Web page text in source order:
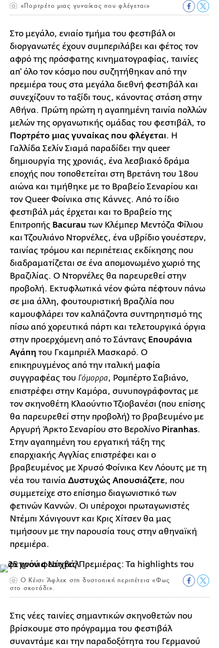
«Πορτρέτο μιας γυναίκας που φλέγεται»
Στο μεγάλο, ενιαίο τμήμα του φεστιβάλ οι
διοργανωτές έχουν συμπεριλάβει και φέτος τον
αφρό της πρόσφατης κινηματογραφίας, ταινίες
απ' όλο τον κόσμο που συζητήθηκαν από την
πρεμιέρα τους στα μεγάλα διεθνή φεστιβάλ και
συνεχίζουν το ταξίδι τους, κάνοντας στάση στην
Αθήνα. Πρώτη πρώτη η αγαπημένη ταινία πολλών
μελών της οργανωτικής ομάδας του φεστιβάλ, το
Πορτρέτο μιας γυναίκας που φλέγεται. Η
Γαλλίδα Σελίν Σιαμά παραδίδει την queer
δημιουργία της χρονιάς, ένα λεσβιακό δράμα
εποχής που τοποθετείται στη Βρετάνη του 18ου
αιώνα και τιμήθηκε με το Βραβείο Σεναρίου και
τον Queer Φοίνικα στις Κάννες. Από το ίδιο
φεστιβάλ μάς έρχεται και το Βραβείο της
Επιτροπής Bacurau των Κλέμπερ Μεντόζα Φίλιου
και Τζουλιάνο Ντορνέλες, ένα υβρίδιο γουέστερν,
ταινίας τρόμου και περιπέτειας εκδίκησης που
διαδραματίζεται σε ένα απομονωμένο χωριό της
Βραζιλίας. Ο Ντορνέλες θα παρευρεθεί στην
προβολή. Εκτυφλωτικά νέον φώτα πέφτουν πάνω
σε μια άλλη, φουτουριστική Βραζιλία που
καμουφλάρει τον καλπάζοντα συντηρητισμό της
πίσω από χορευτικά πάρτι και τελετουργικά όργια
στην προερχόμενη από το Σάντανς Επουράνια
Αγάπη του Γκαμπριέλ Μασκαρό. Ο
επικηρυγμένος από την ιταλική μαφία
συγγραφέας του Γόμορρα, Ρομπέρτο Σαβιάνο,
επιστρέφει στην Καμόρα, συνυπογράφοντας με
τον σκηνοθέτη Κλαούντιο Τζιοβανέσι (που επίσης
θα παρευρεθεί στην προβολή) το βραβευμένο με
Αργυρή Άρκτο Σεναρίου στο Βερολίνο Piranhas.
Στην αγαπημένη του εργατική τάξη της
επαρχιακής Αγγλίας επιστρέφει και ο
βραβευμένος με Χρυσό Φοίνικα Κεν Λόουτς με τη
νέα του ταινία Δυστυχώς Απουσιάζετε, που
συμμετείχε στο επίσημο διαγωνιστικό των
φετινών Καννών. Οι υπέροχοι πρωταγωνιστές
Ντέμπι Χάνιγουντ και Κρις Χίτσεν θα μας
τιμήσουν με την παρουσία τους στην αθηναϊκή
πρεμιέρα.
O Κέισι Άφλεκ στη δυστοπική περιπέτεια «Φως
στο σκοτάδι».
Στις νέες ταινίες σημαντικών σκηνοθετών που
βρίσκουμε στο πρόγραμμα του φεστιβάλ
συναντάμε και την παραδοξότητα του Γερμανού